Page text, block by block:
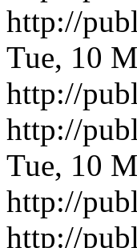
http://
Tue, 10
http://
http://
Tue, 10
http://
http://